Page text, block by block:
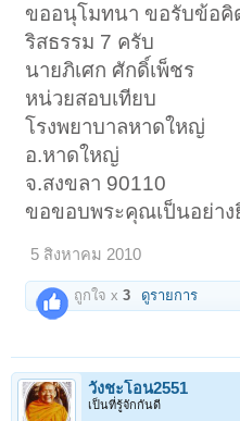
ขออนุโมทนา ขอรับข้อคิ
ริสธรรม 7 ครับ
นายภิเศก ศักดิ์เพ็ชร
หน่วยสอบเทียบ
โรงพยาบาลหาดใหญ่
อ.หาดใหญ่
จ.สงขลา 90110
ขอขอบพระคุณเป็นอย่าง
5 สิงหาคม 2010
ถูกใจ x3 ดูรายการ
วังชะโอน2551
เป็นที่รู้จักกันดี